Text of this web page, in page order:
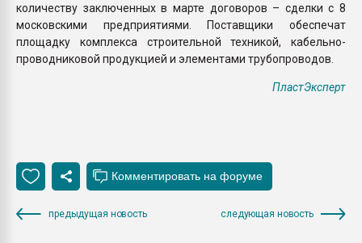
количеству заключенных в марте договоров – сделки с 8
московскими предприятиями. Поставщики обеспечат
площадку комплекса строительной техникой, кабельно-
проводниковой продукцией и элементами трубопроводов.
ПластЭксперт
предыдущая новость следующая новость